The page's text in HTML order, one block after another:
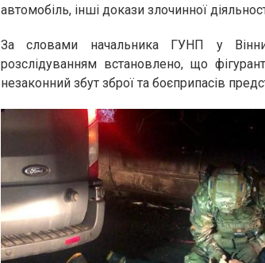
автомобіль, інші докази злочинної
За словами начальника ГУНП у
розслідуванням встановлено, що
незаконний збут зброї та боєприпасів